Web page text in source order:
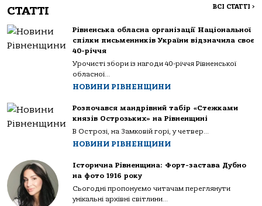
СТАТТІ ВСІ СТАТТІ >
Рівненська обласна організації Національної
спілки письменників України відзначила своє
40-річчя
Урочисті збори із нагоди 40-річчя Рівненської
обласної...
НОВИНИ РІВНЕНЩИНИ
Розпочався мандрівний табір «Стежками
князів Острозьких» на Рівненщині
В Острозі, на Замковій горі, у четвер...
НОВИНИ РІВНЕНЩИНИ
Історична Рівненщина: Форт-застава Дубно
на фото 1916 року
Сьогодні пропонуємо читачам переглянути
унікальні архівні світлини...